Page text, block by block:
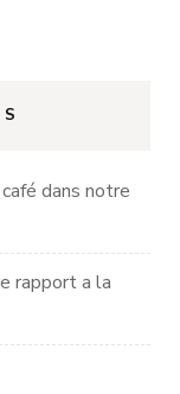
dans notre
rapport a la